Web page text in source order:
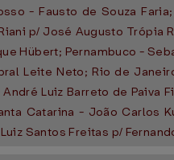
- Fausto de Souza
p/ José Augusto Trópia
Hübert; Pernambuco -
Leite Neto; Rio de
Luiz Barreto de Paiva
Catarina - João Carlos
Santos Freitas p/